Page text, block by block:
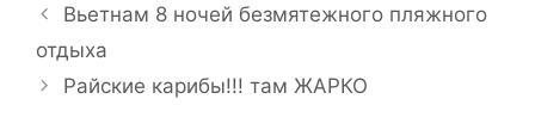
Вьетнам 8 ночей безмятежного пляжного
отдыха
Райские карибы!!! там ЖАРКО